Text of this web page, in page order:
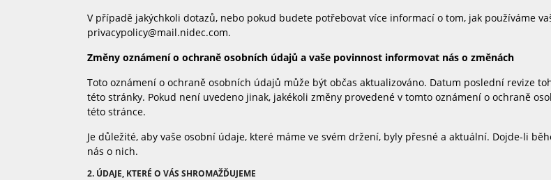
V případě jakýchkoli dotazů, nebo pokud budete potřebovat více informací o tom, jak používáme
privacypolicy@mail.nidec.com.
Změny oznámení o ochraně osobních údajů a vaše povinnost informovat nás o změnách
Toto oznámení o ochraně osobních údajů může být občas aktualizováno. Datum poslední revize
této stránky. Pokud není uvedeno jinak, jakékoli změny provedené v tomto oznámení o ochraně
této stránce.
Je důležité, aby vaše osobní údaje, které máme ve svém držení, byly přesné a aktuální. Dojde-li
nás o nich.
2. ÚDAJE, KTERÉ O VÁS SHROMAŽĎUJEME